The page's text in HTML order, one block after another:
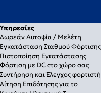
Υπηρεσίες
Δωρεάν Αυτοψία / Μελέτη
Εγκατάσταση Σταθμού Φόρτισης
Πιστοποίηση Εγκατάστασης
Φόρτιση με DC στο χώρο σας
Συντήρηση και Έλεγχος φορτιστή
Αίτηση Επιδότησης για το